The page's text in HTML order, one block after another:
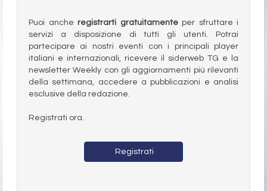
Puoi anche registrarti gratuitamenteper sfruttare i
servizi a disposizione di tutti gli utenti. Potrai
partecipare ai nostri eventi con i principali player
italiani e internazionali, ricevere il siderweb TG e la
newsletter Weekly con gli aggiornamenti più rilevanti
della settimana, accedere a pubblicazioni e analisi
esclusive della redazione.
Registrati ora.
Registrati